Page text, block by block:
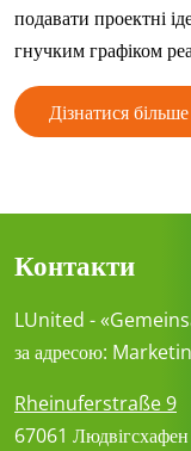
подавати проектні
гнучким графіком
Дізнатися більше
Контакти
LUnited -
за адресою:
Rheinuferstraße 9
67061 Людвігсхафен